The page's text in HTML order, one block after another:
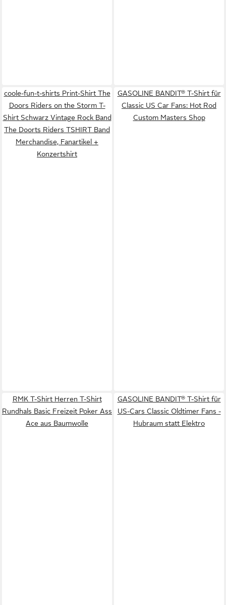
coole-fun-t-shirts Print-Shirt The
Doors Riders on the Storm T-
Shirt Schwarz Vintage Rock Band
The Doorts Riders TSHIRT Band
Merchandise, Fanartikel +
Konzertshirt
GASOLINE BANDIT® T-Shirt für
Classic US Car Fans: Hot Rod
Custom Masters Shop
RMK T-Shirt Herren T-Shirt
Rundhals Basic Freizeit Poker Ass
Ace aus Baumwolle
GASOLINE BANDIT® T-Shirt für
US-Cars Classic Oldtimer Fans -
Hubraum statt Elektro